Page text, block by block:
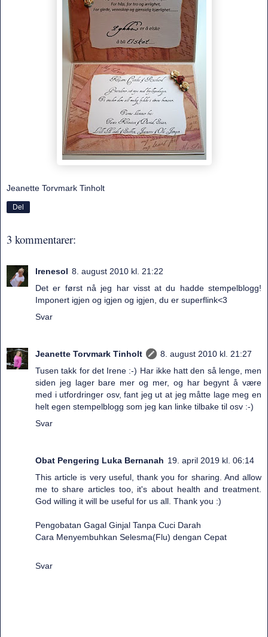
Jeanette Torvmark Tinholt
Del
3 kommentarer:
Irenesol 8. august 2010 kl. 21:22
Det er først nå jeg har visst at du hadde stempelblogg!
Imponert igjen og igjen og igjen, du er superflink<3
Svar
Jeanette Torvmark Tinholt
8. august 2010 kl. 21:27
Tusen takk for det Irene :-) Har ikke hatt den så lenge, men
siden jeg lager bare mer og mer, og har begynt å være
med i utfordringer osv, fant jeg ut at jeg måtte lage meg en
helt egen stempelblogg som jeg kan linke tilbake til osv :-)
Svar
Obat Pengering Luka Bernanah 19. april 2019 kl. 06:14
This article is very useful, thank you for sharing. And allow
me to share articles too, it's about health and treatment.
God willing it will be useful for us all. Thank you :)
Pengobatan Gagal Ginjal Tanpa Cuci Darah
Cara Menyembuhkan Selesma(Flu) dengan Cepat
Svar